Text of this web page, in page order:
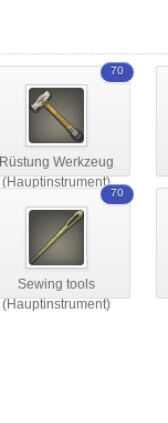
Rüstung Werkzeug
(Hauptinstrument)
70
Sewing tools
(Hauptinstrument)
70